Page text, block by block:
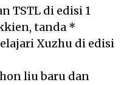
TSTL di edisi 1
tanda *
Xuzhu di edisi
liu baru dan